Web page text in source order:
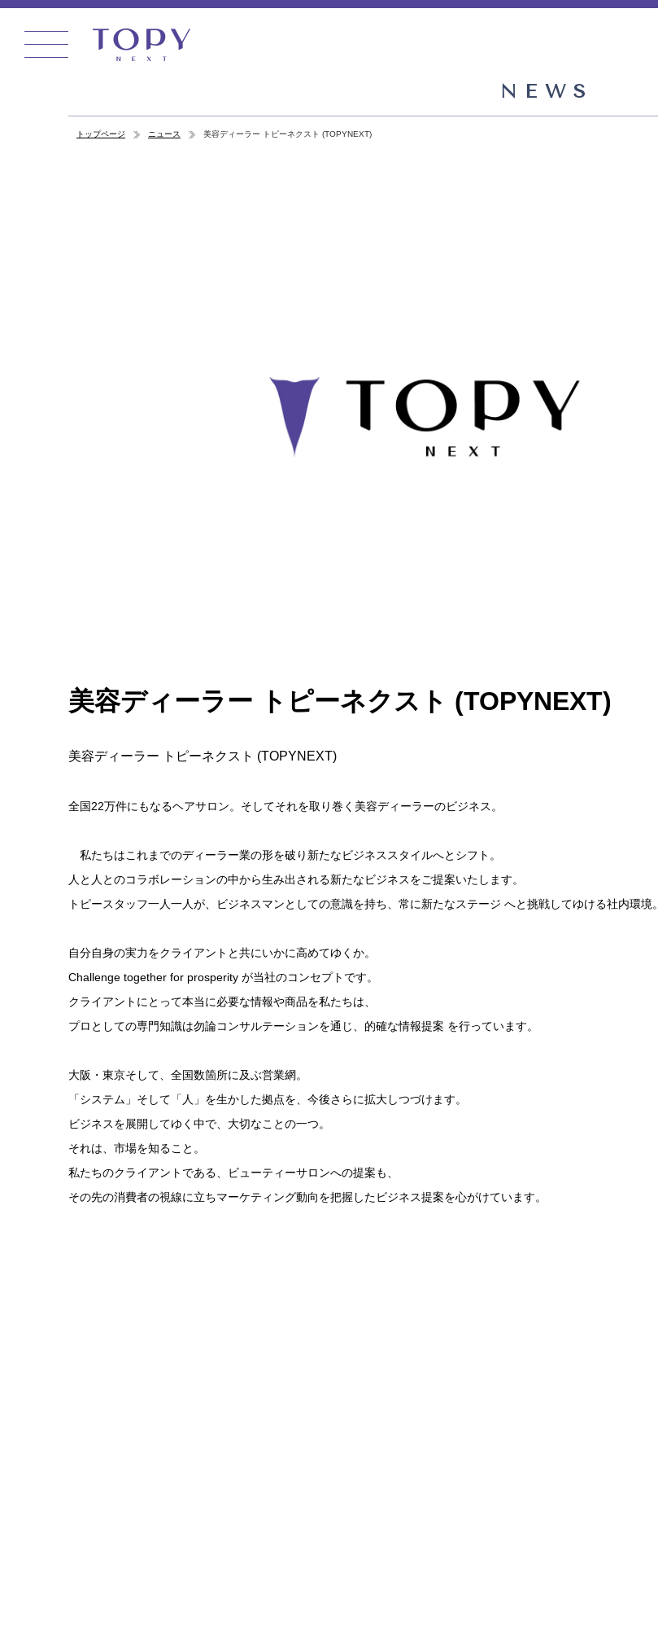
NEWS
トップページ ニュース 美容ディーラー トピーネクスト (TOPYNEXT)
美容ディーラー トピーネクスト (TOPYNEXT)
美容ディーラー トピーネクスト (TOPYNEXT)
全国22万件にもなるヘアサロン。そしてそれを取り巻く美容ディーラーのビジネス。
私たちはこれまでのディーラー業の形を破り新たなビジネススタイルへとシフト。
人と人とのコラボレーションの中から生み出される新たなビジネスをご提案いたします。
トピースタッフ一人一人が、ビジネスマンとしての意識を持ち、常に新たなステージ へと挑戦してゆける社内環境。
自分自身の実力をクライアントと共にいかに高めてゆくか。
Challenge together for prosperity が当社のコンセプトです。
クライアントにとって本当に必要な情報や商品を私たちは、
プロとしての専門知識は勿論コンサルテーションを通じ、的確な情報提案 を行っています。
大阪・東京そして、全国数箇所に及ぶ営業網。
「システム」そして「人」を生かした拠点を、今後さらに拡大しつづけます。
ビジネスを展開してゆく中で、大切なことの一つ。
それは、市場を知ること。
私たちのクライアントである、ビューティーサロンへの提案も、
その先の消費者の視線に立ちマーケティング動向を把握したビジネス提案を心がけています。